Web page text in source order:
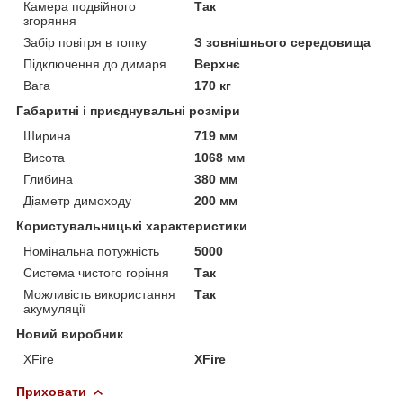
Камера подвійного
згоряння
Так
Забір повітря в топку
З зовнішнього середовища
Підключення до димаря
Верхнє
Вага
170 кг
Габаритні і приєднувальні розміри
Ширина
719 мм
Висота
1068 мм
Глибина
380 мм
Діаметр димоходу
200 мм
Користувальницькі характеристики
Номінальна потужність
5000
Система чистого горіння
Так
Можливість використання
акумуляції
Так
Новий виробник
XFire
XFire
Приховати